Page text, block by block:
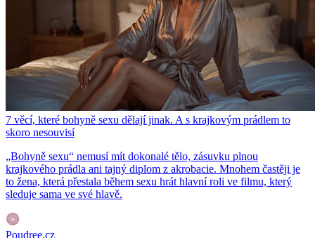
7 věcí, které bohyně sexu dělají jinak. A s krajkovým prádlem to
skoro nesouvisí
„Bohyně sexu“ nemusí mít dokonalé tělo, zásuvku plnou
krajkového prádla ani tajný diplom z akrobacie. Mnohem častěji je
to žena, která přestala během sexu hrát hlavní roli ve filmu, který
sleduje sama ve své hlavě.
Poudree.cz